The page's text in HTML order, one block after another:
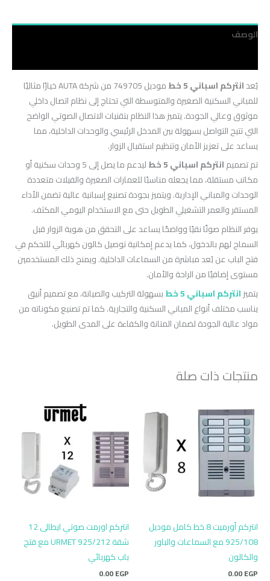
الوصف
يُعدانتركم اسباني 5 خط
موديل 749705 من شركة AUTA خيارًا مثاليًا
للمباني السكنية الصغيرة والمتوسطة التي تحتاج إلى نظام اتصال داخلي
موثوق وعالي الجودة. يتميز هذا النظام بتقنيات الاتصال الصوتي الواضح
التي تتيح التواصل بسهولة بين المدخل الرئيسي والوحدات الداخلية، مما
يساعد على تعزيز الأمان وتنظيم استقبال الزوار.
تم تصميمانتركم اسباني 5 خط
ليدعم ما يصل إلى 5 وحدات سكنية أو
مكاتب مستقلة، مما يجعله مناسبًا للعمارات الصغيرة والفيلات متعددة
الوحدات والمباني الإدارية. ويتميز بجودة تصنيع إسبانية عالية تضمن الأداء
المستقر والعمر التشغيلي الطويل حتى مع الاستخدام اليومي المكثف.
يوفر النظام صوتًا نقيًا وواضحًا يساعد على التحقق من هوية الزوار قبل
السماح لهم بالدخول، كما يدعم إمكانية توصيل كالون كهربائي للتحكم في
فتح الباب عن بُعد مباشرة من السماعات الداخلية. ويمنح ذلك المستخدمين
مستوى إضافيًا من الراحة والأمان.
يتميزانتركم اسباني 5 خط
بسهولة التركيب والصيانة، مع تصميم أنيق
يناسب مختلف أنواع المباني السكنية والتجارية. كما تم تصنيع مكوناته من
مواد عالية الجودة لضمان المتانة والكفاءة على المدى الطويل.
منتجات ذات صلة
انتركم أورميت 8 خط كامل موديل
925/108 مع السماعات والباور
والكالون
0.00EGP
انتركم اورمت صوتي ايطالى 12
شقة URMET 925/212 مع فتح
باب كهربائي
0.00EGP